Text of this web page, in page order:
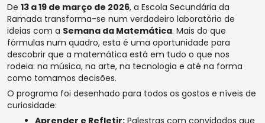
De 13 a 19 de março de 2026, a Escola Secundária da
Ramada transforma-se num verdadeiro laboratório de
ideias com a Semana da Matemática. Mais do que
fórmulas num quadro, esta é uma oportunidade para
descobrir que a matemática está em tudo o que nos
rodeia: na música, na arte, na tecnologia e até na forma
como tomamos decisões.
O programa foi desenhado para todos os gostos e níveis de
curiosidade:
Aprender e Refletir: Palestras com convidados que